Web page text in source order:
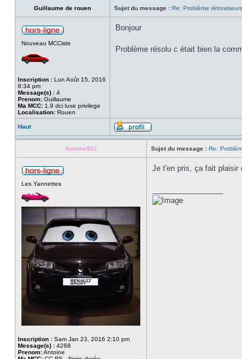
Guillaume de rouen Sujet du message : Re: Problème
Nouveau MCCiste
Inscription : Lun Août 15, 2016
8:34 pm
Message(s) : 4
Prenom: Guillaume
Ma MCC: 1.9 dci luxe privilege
Localisation: Rouen
Bonjour
Problème résolu c était bien la
Haut
Antoine951 Sujet du message : Re:
Les Yannettes
Inscription : Sam Jan 23, 2016 2:10 pm
Message(s) : 4268
Prenom:Antoine
Je t'en pris, ça fait plaisir